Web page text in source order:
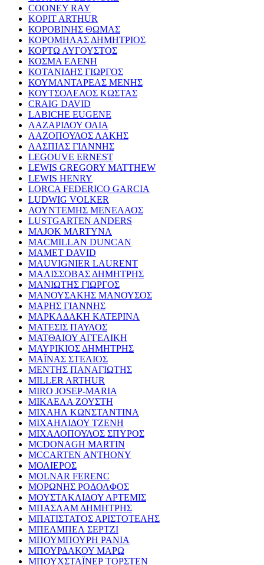
COONEY RAY
KOPIT ARTHUR
ΚΟΡΟΒΙΝΗΣ ΘΩΜΑΣ
ΚΟΡΟΜΗΛΑΣ ΔΗΜΗΤΡΙΟΣ
ΚΟΡΤΩ ΑΥΓΟΥΣΤΟΣ
ΚΟΣΜΑ ΕΛΕΝΗ
ΚΟΤΑΝΙΔΗΣ ΓΙΩΡΓΟΣ
ΚΟΥΜΑΝΤΑΡΕΑΣ ΜΕΝΗΣ
ΚΟΥΤΣΟΛΕΛΟΣ ΚΩΣΤΑΣ
CRAIG DAVID
LABICHE EUGENE
ΛΑΖΑΡΙΔΟΥ ΟΛΙΑ
ΛΑΖΟΠΟΥΛΟΣ ΛΑΚΗΣ
ΛΑΣΠΙΑΣ ΓΙΑΝΝΗΣ
LEGOUVE ERNEST
LEWIS GREGORY MATTHEW
LEWIS HENRY
LORCA FEDERICO GARCIA
LUDWIG VOLKER
ΛΟΥΝΤΕΜΗΣ ΜΕΝΕΛΑΟΣ
LUSTGARTEN ANDERS
MAJOK MARTYNA
MACMILLAN DUNCAN
MAMET DAVID
MAUVIGNIER LAURENT
ΜΑΛΙΣΣΟΒΑΣ ΔΗΜΗΤΡΗΣ
ΜΑΝΙΩΤΗΣ ΓΙΩΡΓΟΣ
ΜΑΝΟΥΣΑΚΗΣ ΜΑΝΟΥΣΟΣ
ΜΑΡΗΣ ΓΙΑΝΝΗΣ
ΜΑΡΚΑΔΑΚΗ ΚΑΤΕΡΙΝΑ
ΜΑΤΕΣΙΣ ΠΑΥΛΟΣ
ΜΑΤΘΑΙΟΥ ΑΓΓΕΛΙΚΗ
ΜΑΥΡΙΚΙΟΣ ΔΗΜΗΤΡΗΣ
ΜΑΪΝΑΣ ΣΤΕΛΙΟΣ
ΜΕΝΤΗΣ ΠΑΝΑΓΙΩΤΗΣ
MILLER ARTHUR
MIRO JOSEP-MARIA
ΜΙΚΑΕΛΑ ΖΟΥΣΤΗ
ΜΙΧΑΗΛ ΚΩΝΣΤΑΝΤΙΝΑ
ΜΙΧΑΗΛΙΔΟΥ ΤΖΕΝΗ
ΜΙΧΑΛΟΠΟΥΛΟΣ ΣΠΥΡΟΣ
MCDONAGH MARTIN
MCCARTEN ANTHONY
ΜΟΛΙΕΡΟΣ
MOLNAR FERENC
ΜΟΡΩΝΗΣ ΡΟΔΟΛΦΟΣ
ΜΟΥΣΤΑΚΛΙΔΟΥ ΑΡΤΕΜΙΣ
ΜΠΑΣΛΑΜ ΔΗΜΗΤΡΗΣ
ΜΠΑΤΙΣΤΑΤΟΣ ΑΡΙΣΤΟΤΕΛΗΣ
ΜΠΕΛΜΠΕΛ ΣΕΡΤΖΙ
ΜΠΟΥΜΠΟΥΡΗ ΡΑΝΙΑ
ΜΠΟΥΡΔΑΚΟΥ ΜΑΡΩ
ΜΠΟΥΧΣΤΑΪΝΕΡ ΤΟΡΣΤΕΝ